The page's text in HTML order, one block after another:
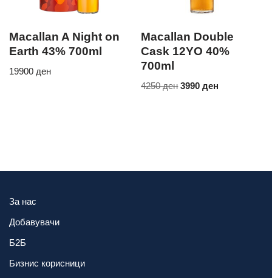
Macallan A Night on
Earth 43% 700ml
19900 ден
Macallan Double
Cask 12YO 40%
700ml
4250ден 3990ден
За нас
Добавувачи
Б2Б
Бизнис корисници